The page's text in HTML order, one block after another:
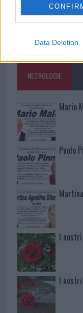
Data Deletion
NECROLOGIE
Mario
Paolo
I
I